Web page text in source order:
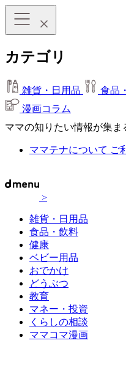
カテゴリ
雑貨・日用品 食品
漫画コラム
ママの知りたい情報が集ま
ママテナについて ご
>
雑貨・日用品
食品・飲料
健康
ベビー用品
おでかけ
どうぶつ
教育
マネー・投資
くらしの相談
ママコマ漫画